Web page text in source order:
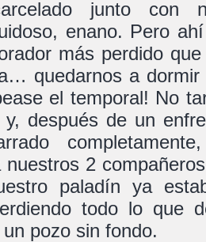
junto con
enano. Pero
más perdido
quedarnos a dormir
el temporal! No
y, después de un
nuestros 2
paladín ya
todo lo que
pozo sin fondo.